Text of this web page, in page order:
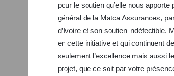
pour le soutien qu’elle nous
général de la Matca Assurances,
d’Ivoire et son soutien indéfectible.
en cette initiative et qui continuent
seulement l’excellence mais aussi
projet, que ce soit par votre